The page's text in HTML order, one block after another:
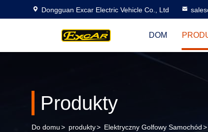
Dongguan Excar Electric Vehicle Co., Ltd
DOM
Produkty
Do domu> produkty> Elektryczny Golfowy Samochód>